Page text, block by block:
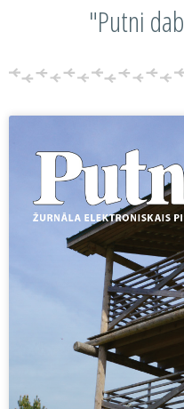
"Putni